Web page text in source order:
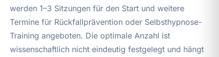
werden 1–3 Sitzungen für den Start und weitere
Termine für Rückfallprävention oder Selbsthypnose-
Training angeboten. Die optimale Anzahl ist
wissenschaftlich nicht eindeutig festgelegt und hängt